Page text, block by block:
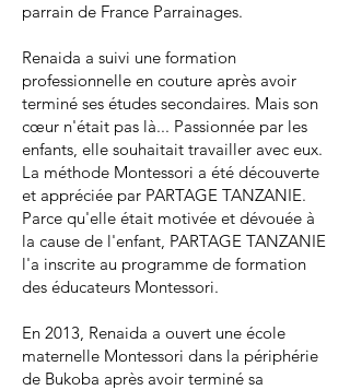
parrain de France Parrainages.
Renaida a suivi une formation
professionnelle en couture après avoir
terminé ses études secondaires. Mais son
cœur n'était pas là... Passionnée par les
enfants, elle souhaitait travailler avec eux.
La méthode Montessori a été découverte
et appréciée par PARTAGE TANZANIE.
Parce qu'elle était motivée et dévouée à
la cause de l'enfant, PARTAGE TANZANIE
l'a inscrite au programme de formation
des éducateurs Montessori.
En 2013, Renaida a ouvert une école
maternelle Montessori dans la périphérie
de Bukoba après avoir terminé sa